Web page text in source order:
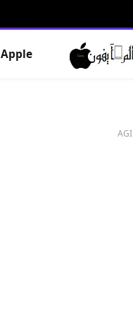
Apple
AGI